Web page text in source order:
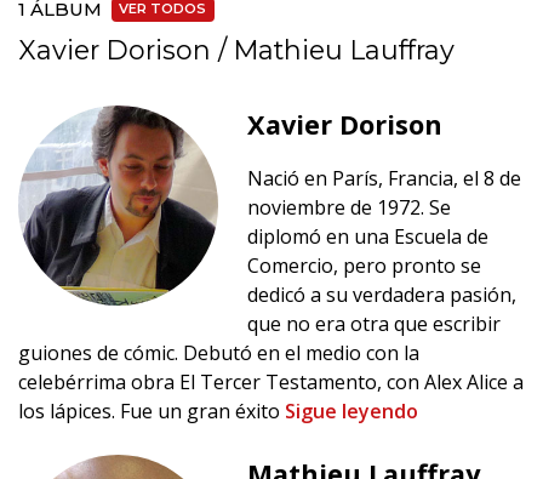
1 ÁLBUM VER TODOS
Xavier Dorison / Mathieu Lauffray
Xavier Dorison
Nació en París, Francia, el 8 de
noviembre de 1972. Se
diplomó en una Escuela de
Comercio, pero pronto se
dedicó a su verdadera pasión,
que no era otra que escribir
guiones de cómic. Debutó en el medio con la
celebérrima obra El Tercer Testamento, con Alex Alice a
los lápices. Fue un gran éxito Sigue leyendo